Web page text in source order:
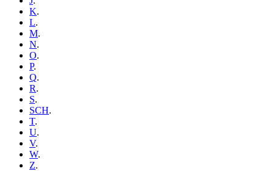
K.
L.
M.
N.
O.
P.
Q.
R.
S.
SCH.
T.
U.
V.
W.
Z.